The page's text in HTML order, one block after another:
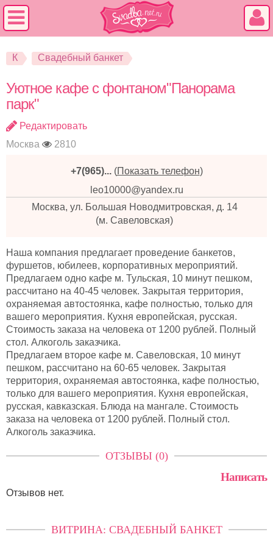
К Свадебный банкет
Уютное кафе с фонтаном"Панорама
парк"
Редактировать
Москва
2810
+7(965)... (Показать телефон)
leo10000@yandex.ru
Москва, ул. Большая Новодмитровская, д. 14
(м. Савеловская)
Наша компания предлагает проведение банкетов,
фуршетов, юбилеев, корпоративных мероприятий.
Предлагаем одно кафе м. Тульская, 10 минут пешком,
рассчитано на 40-45 человек. Закрытая территория,
охраняемая автостоянка, кафе полностью, только для
вашего мероприятия. Кухня европейская, русская.
Стоимость заказа на человека от 1200 рублей. Полный
стол. Алкоголь заказчика.
Предлагаем второе кафе м. Савеловская, 10 минут
пешком, рассчитано на 60-65 человек. Закрытая
территория, охраняемая автостоянка, кафе полностью,
только для вашего мероприятия. Кухня европейская,
русская, кавказская. Блюда на мангале. Стоимость
заказа на человека от 1200 рублей. Полный стол.
Алкоголь заказчика.
ОТЗЫВЫ (0)
Написать
Отзывов нет.
ВИТРИНА: СВАДЕБНЫЙ БАНКЕТ